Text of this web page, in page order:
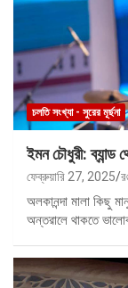
চলতি সংখ্যা - সুরের মূর্ছনা
ইমন চৌধুরী: ব্যান্ড
ফেব্রুয়ারি 27, 2025
অলকানন্দা মালা কিছু
অন্তরালে থাকতে